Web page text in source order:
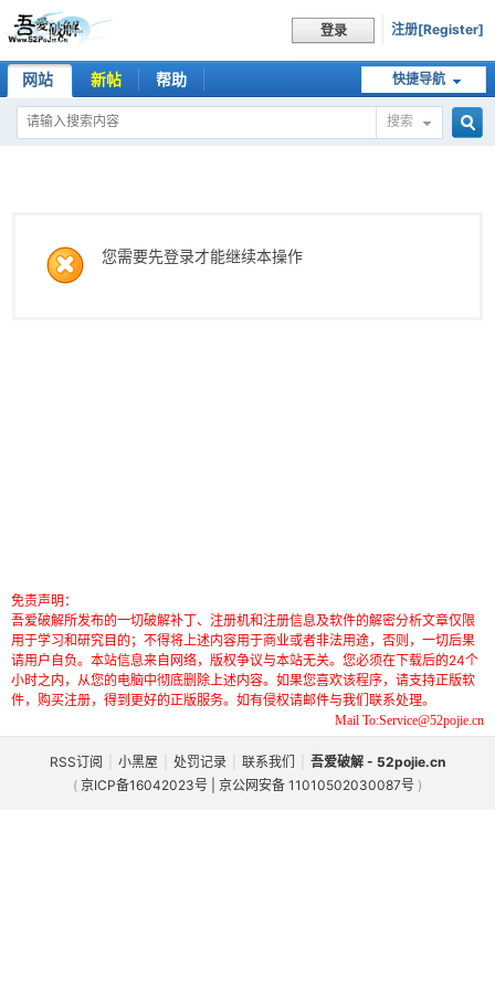
登录 注册[Register]
快捷导航
网站 新帖 帮助
搜索
您需要先登录才能继续本操作
免责声明：
吾爱破解所发布的一切破解补丁、注册机和注册信息及软件的解密分析文章仅限
用于学习和研究目的；不得将上述内容用于商业或者非法用途，否则，一切后果
请用户自负。本站信息来自网络，版权争议与本站无关。您必须在下载后的24个
小时之内，从您的电脑中彻底删除上述内容。如果您喜欢该程序，请支持正版软
件，购买注册，得到更好的正版服务。如有侵权请邮件与我们联系处理。
Mail To:Service@52pojie.cn
RSS订阅 小黑屋 处罚记录 联系我们
吾爱破解 - 52pojie.cn
( 京ICP备16042023号 | 京公网安备 11010502030087号 )